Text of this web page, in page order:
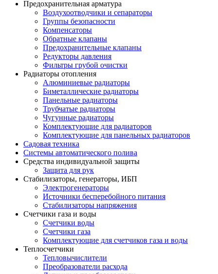
Предохранительная арматура
Воздухоотводчики и сепараторы
Группы безопасности
Компенсаторы
Обратные клапаны
Предохранительные клапаны
Редукторы давления
Фильтры грубой очистки
Радиаторы отопления
Алюминиевые радиаторы
Биметаллические радиаторы
Панельные радиаторы
Трубчатые радиаторы
Чугунные радиаторы
Комплектующие для радиаторов
Комплектующие для панельных радиаторов
Садовая техника
Системы автоматического полива
Средства индивидуальной защиты
Защита для рук
Стабилизаторы, генераторы, ИБП
Электрогенераторы
Источники бесперебойного питания
Стабилизаторы напряжения
Счетчики газа и воды
Счетчики воды
Счетчики газа
Комплектующие для счетчиков газа и воды
Теплосчетчики
Тепловычислители
Преобразователи расхода